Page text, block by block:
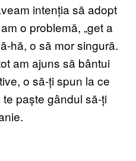
intenția să adopt
o problemă, „get a
hă, o să mor singură.
am ajuns să bântui
o să-ți spun la ce
paște gândul să-ți